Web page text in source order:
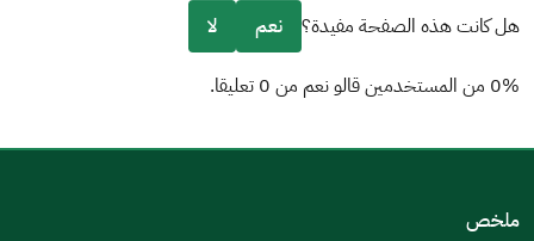
هل كانت هذه الصفحة مفيدة؟ نعم لا
0% من المستخدمين قالو نعم من 0 تعليقا.
مكتوبة بشكل جيدملخص